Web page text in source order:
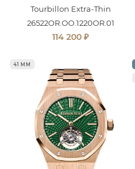
Tourbillon Extra-Thin
26522OR.OO.1220OR.01
114 200 ₽
41 ММ